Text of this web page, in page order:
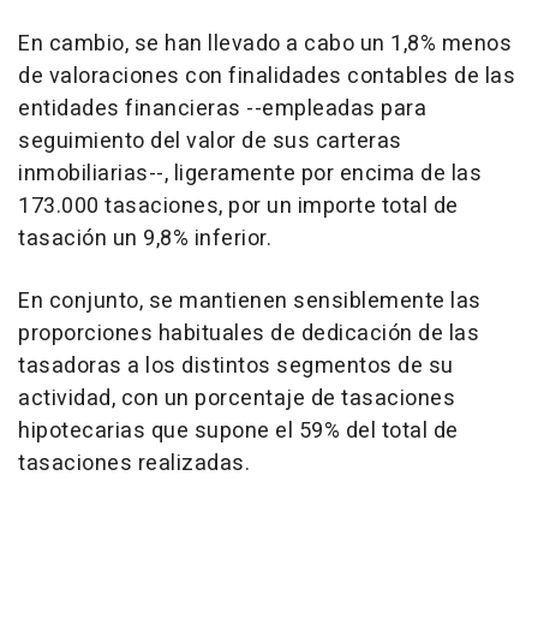
En cambio, se han llevado a cabo un 1,8% menos
de valoraciones con finalidades contables de las
entidades financieras --empleadas para
seguimiento del valor de sus carteras
inmobiliarias--, ligeramente por encima de las
173.000 tasaciones, por un importe total de
tasación un 9,8% inferior.
En conjunto, se mantienen sensiblemente las
proporciones habituales de dedicación de las
tasadoras a los distintos segmentos de su
actividad, con un porcentaje de tasaciones
hipotecarias que supone el 59% del total de
tasaciones realizadas.